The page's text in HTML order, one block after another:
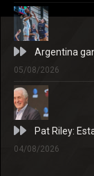
Argentina
05/08/2026
Pat Riley:
04/08/2026